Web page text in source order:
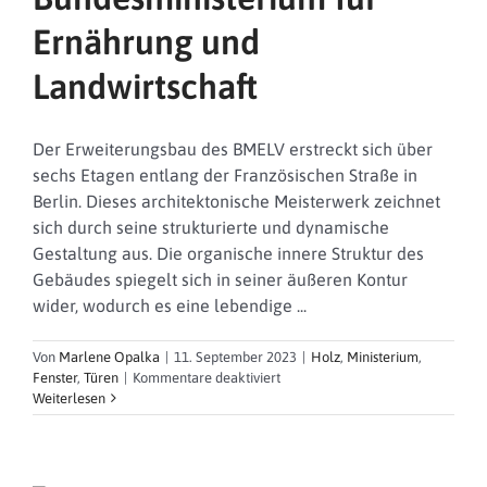
Ernährung und
Landwirtschaft
Der Erweiterungsbau des BMELV erstreckt sich über
sechs Etagen entlang der Französischen Straße in
Berlin. Dieses architektonische Meisterwerk zeichnet
sich durch seine strukturierte und dynamische
Gestaltung aus. Die organische innere Struktur des
Gebäudes spiegelt sich in seiner äußeren Kontur
wider, wodurch es eine lebendige ...
Von Marlene Opalka | 11. September 2023 | Holz, Ministerium,
Fenster, Türen | Kommentare deaktiviertfür
für
Weiterlesen